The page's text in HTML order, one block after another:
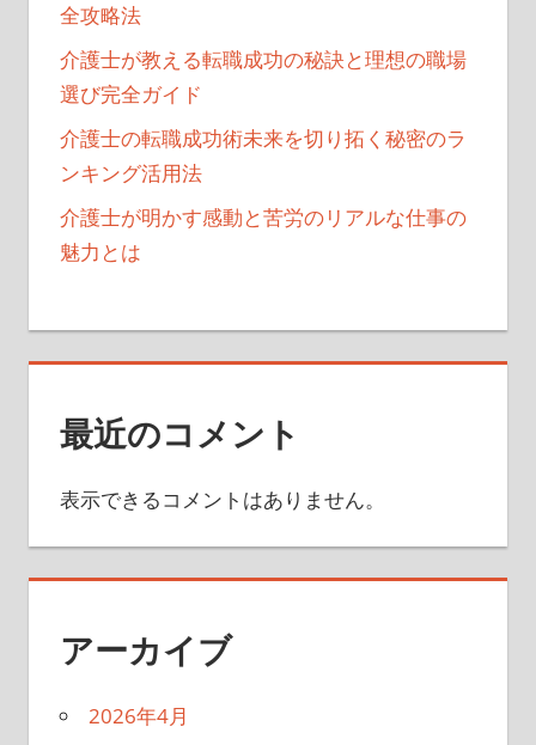
全攻略法
介護士が教える転職成功の秘訣と理想の職場
選び完全ガイド
介護士の転職成功術未来を切り拓く秘密のラ
ンキング活用法
介護士が明かす感動と苦労のリアルな仕事の
魅力とは
最近のコメント
表示できるコメントはありません。
アーカイブ
2026年4月